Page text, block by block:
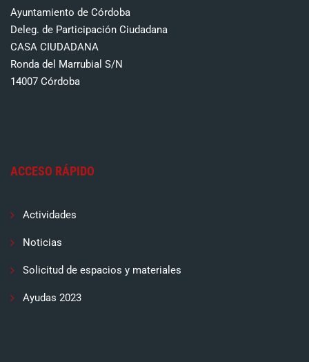
Ayuntamiento de Córdoba
Deleg. de Participación Ciudadana
CASA CIUDADANA
Ronda del Marrubial S/N
14007 Córdoba
ACCESO RÁPIDO
Actividades
Noticias
Solicitud de espacios y materiales
Ayudas 2023